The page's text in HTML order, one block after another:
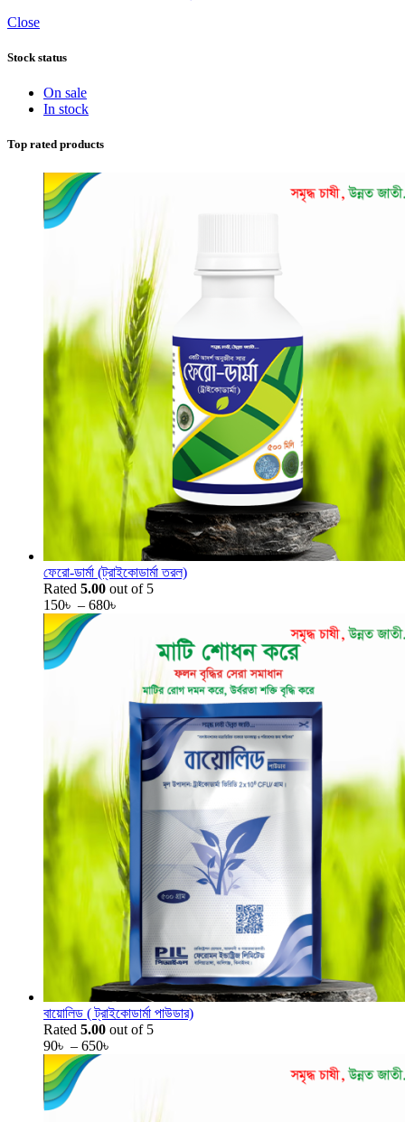
Close
Stock status
On sale
In stock
Top rated products
ফেরো-ডার্মা (ট্রাইকোডার্মা তরল)
Rated 5.00 out of 5
150৳ – 680৳
বায়োলিড ( ট্রাইকোডার্মা পাউডার)
Rated 5.00 out of 5
90৳ – 650৳